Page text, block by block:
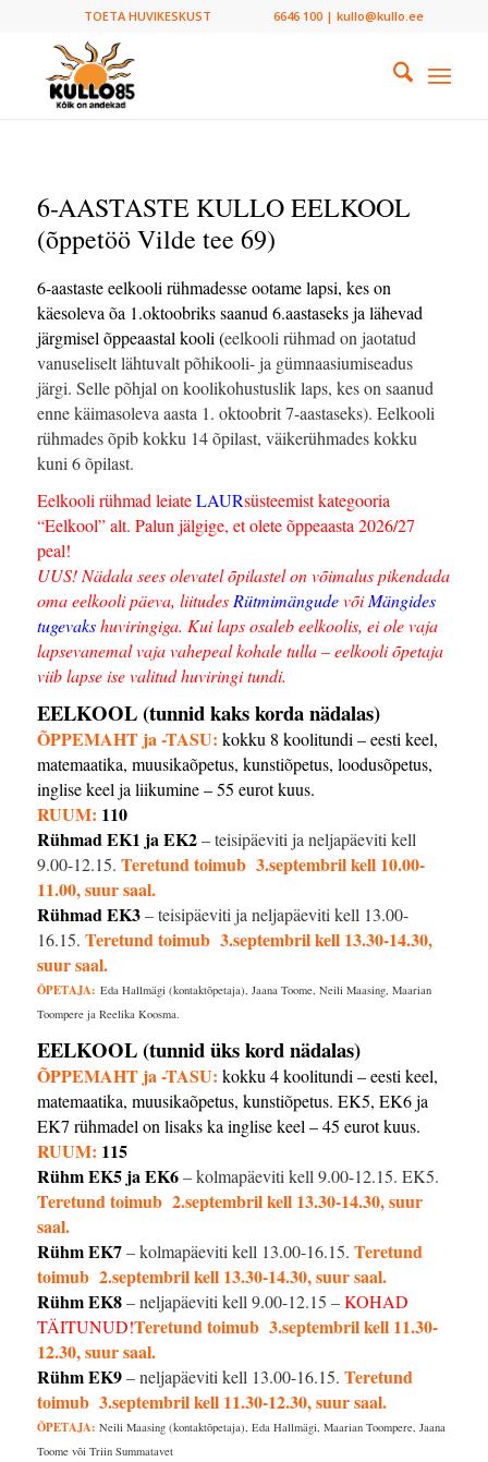
TOETA HUVIKESKUST 6646 100 | kullo@kullo.ee
6-AASTASTE KULLO EELKOOL
(õppetöö Vilde tee 69)
6-aastaste eelkooli rühmadesse ootame lapsi, kes on
käesoleva õa 1.oktoobriks saanud 6.aastaseks ja lähevad
järgmisel õppeaastal kooli (eelkooli rühmad on jaotatud
vanuseliselt lähtuvalt põhikooli- ja gümnaasiumiseadus
järgi. Selle põhjal on koolikohustuslik laps, kes on saanud
enne käimasoleva aasta 1. oktoobrit 7-aastaseks). Eelkooli
rühmades õpib kokku 14 õpilast, väikerühmades kokku
kuni 6 õpilast.
Eelkooli rühmad leiateLAURsüsteemist kategooria
“Eelkool” alt. Palun jälgige, et olete õppeaasta 2026/27
peal!
UUS! Nädala sees olevatel õpilastel on võimalus pikendada
oma eelkooli päeva, liitudes RütmimängudevõiMängides
tugevakshuviringiga. Kui laps osaleb eelkoolis, ei ole vaja
lapsevanemal vaja vahepeal kohale tulla – eelkooli õpetaja
viib lapse ise valitud huviringi tundi.
EELKOOL (tunnid kaks korda nädalas)
ÕPPEMAHT ja -TASU: kokku 8 koolitundi – eesti keel,
matemaatika, muusikaõpetus, kunstiõpetus, loodusõpetus,
inglise keel ja liikumine – 55 eurot kuus.
RUUM: 110
Rühmad EK1 ja EK2– teisipäeviti ja neljapäeviti kell
9.00-12.15. Teretund toimub 3.septembril kell 10.00-
11.00, suur saal.
Rühmad EK3– teisipäeviti ja neljapäeviti kell 13.00-
16.15. Teretund toimub 3.septembril kell 13.30-14.30,
suur saal.
ÕPETAJA: Eda Hallmägi (kontaktõpetaja), Jaana Toome, Neili Maasing, Maarian
Toompere ja Reelika Koosma.
EELKOOL (tunnid üks kord nädalas)
ÕPPEMAHT ja -TASU: kokku 4 koolitundi – eesti keel,
matemaatika, muusikaõpetus, kunstiõpetus. EK5, EK6 ja
EK7 rühmadel on lisaks ka inglise keel – 45 eurot kuus.
RUUM: 115
Rühm EK5 ja EK6– kolmapäeviti kell 9.00-12.15. EK5.
Teretund toimub 2.septembril kell 13.30-14.30, suur
saal.
Rühm EK7– kolmapäeviti kell 13.00-16.15. Teretund
toimub 2.septembril kell 13.30-14.30, suur saal.
Rühm EK8– neljapäeviti kell 9.00-12.15 –KOHAD
TÄITUNUD!Teretund toimub 3.septembril kell 11.30-
12.30, suur saal.
Rühm EK9– neljapäeviti kell 13.00-16.15. Teretund
toimub 3.septembril kell 11.30-12.30, suur saal.
ÕPETAJA: Neili Maasing (kontaktõpetaja), Eda Hallmägi, Maarian Toompere, Jaana
Toome või Triin Summatavet